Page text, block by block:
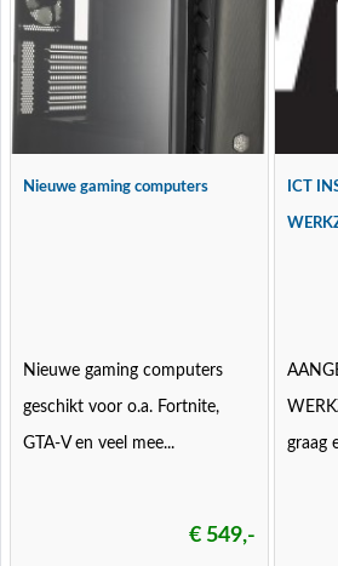
Nieuwe gaming computers
Nieuwe gaming computers
geschikt voor o.a. Fortnite,
GTA-V en veel mee...
€ 549,-
ICT
graag